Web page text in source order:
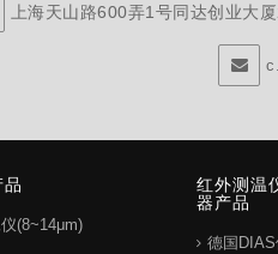
上海天山路600弄1号同达创业大
(8~14μm)
红外测温
器产品
德国